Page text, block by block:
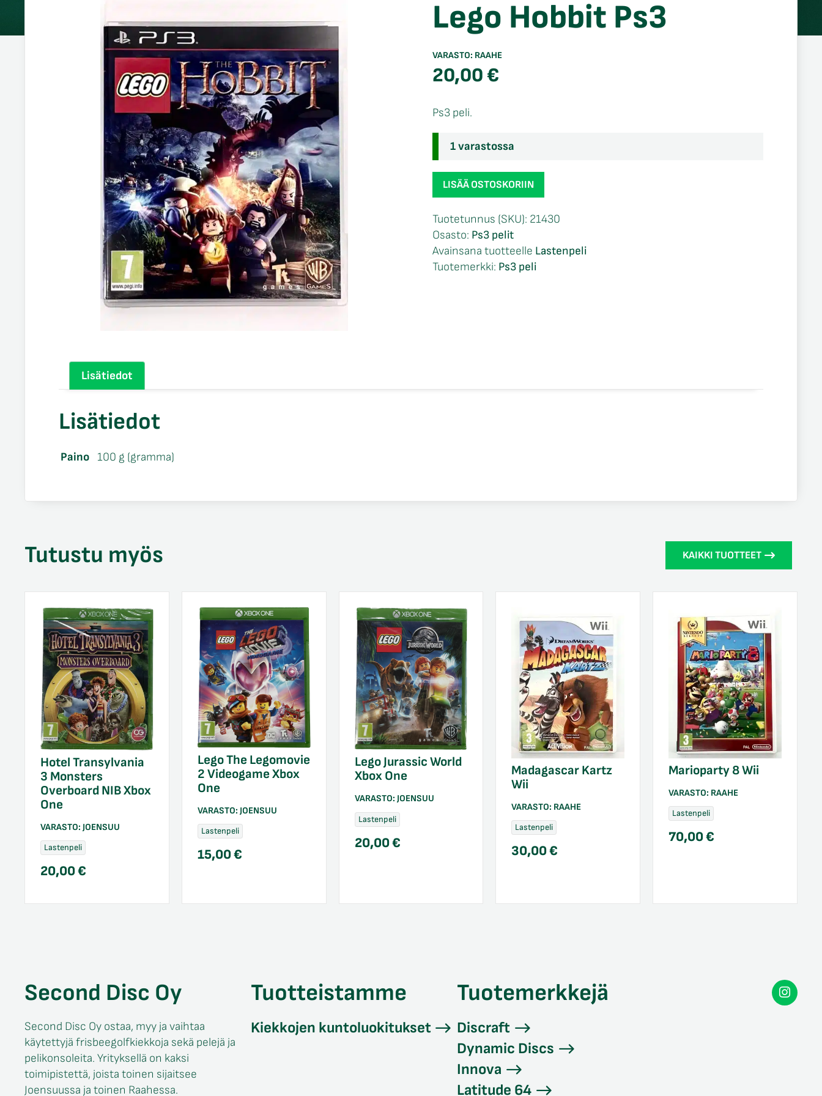
Lego Hobbit Ps3
VARASTO: RAAHE
20,00€
Ps3 peli.
1 varastossa
Lego
Hobbit
määrä
LISÄÄ OSTOSKORIIN
Tuotetunnus (SKU): 21430
Osasto: Ps3 pelit
Avainsana tuotteelle Lastenpeli
Tuotemerkki: Ps3 peli
Lisätiedot
Lisätiedot
Paino 100 g (gramma)
Tutustu myös KAIKKI TUOTTEET
Hotel Transylvania
3 Monsters
Overboard NIB Xbox
One
VARASTO: JOENSUU
Lastenpeli
20,00€
Lego The Legomovie
2 Videogame Xbox
One
VARASTO: JOENSUU
Lastenpeli
15,00€
Lego Jurassic World
Xbox One
VARASTO: JOENSUU
Lastenpeli
20,00€
Madagascar Kartz
Wii
VARASTO: RAAHE
Lastenpeli
30,00€
Marioparty 8 Wii
VARASTO: RAAHE
Lastenpeli
70,00€
Second Disc Oy
Second Disc Oy ostaa, myy ja vaihtaa
käytettyjä frisbeegolfkiekkoja sekä pelejä ja
pelikonsoleita. Yrityksellä on kaksi
toimipistettä, joista toinen sijaitsee
Joensuussa ja toinen Raahessa.
Tuotteistamme
Kiekkojen kuntoluokitukset
Tuotemerkkejä
Discraft
Dynamic Discs
Innova
Latitude 64